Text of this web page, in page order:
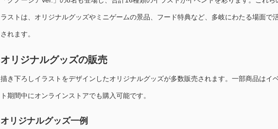
ラストは、オリジナルグッズやミニゲームの景品、フード特典など、多岐にわたる場面で
されます。
オリジナルグッズの販売
描き下ろしイラストをデザインしたオリジナルグッズが多数販売されます。一部商品はイ
ト期間中にオンラインストアでも購入可能です。
オリジナルグッズ一例